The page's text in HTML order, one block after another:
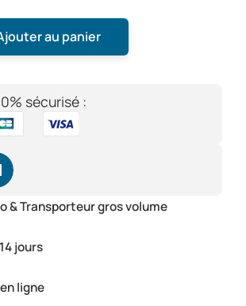
au panier
sécurisé :
& Transporteur gros volume
jours
ligne